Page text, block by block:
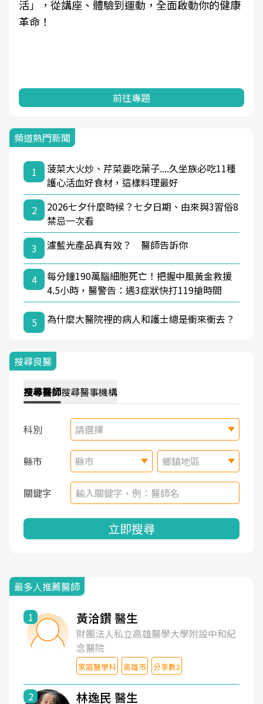
活」，從講座、體驗到運動，全面啟動你的健康
革命！
前往專題
頻道熱門新聞
1
菠菜大火炒、芹菜要吃葉子....久坐族必吃11種
護心活血好食材，這樣料理最好
2
2026七夕什麼時候？七夕日期、由來與3習俗8
禁忌一次看
3
濾藍光產品真有效？ 醫師告訴你
4
每分鐘190萬腦細胞死亡！把握中風黃金救援
4.5小時，醫警告：遇3症狀快打119搶時間
5 為什麼大醫院裡的病人和護士總是衝來衝去？
搜尋良醫
搜尋醫師搜尋醫事機構
科別 請選擇
縣市 縣市 鄉鎮地區
關鍵字
立即搜尋
最多人推薦醫師
1 黃洽鑽 醫生
財團法人私立高雄醫學大學附設中和紀
念醫院
家庭醫學科 高雄市 分享數2
2 林逸民 醫生